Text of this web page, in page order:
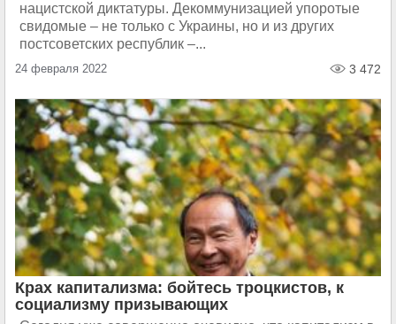
нацистской диктатуры. Декоммунизацией упоротые
свидомые – не только с Украины, но и из других
постсоветских республик –...
24 февраля 2022 3 472
Крах капитализма: бойтесь троцкистов, к
социализму призывающих